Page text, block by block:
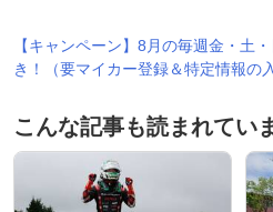
【キャンペーン】8月の毎週金・土
き！（要マイカー登録＆特定情報の入
こんな記事も読まれてい